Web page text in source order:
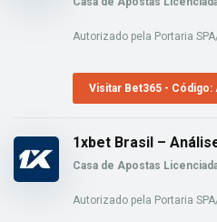
Autorizado pela Portaria
Visitar Bet365 - Código:
1xbet Brasil –
Casa de Apostas
Autorizado pela Portaria